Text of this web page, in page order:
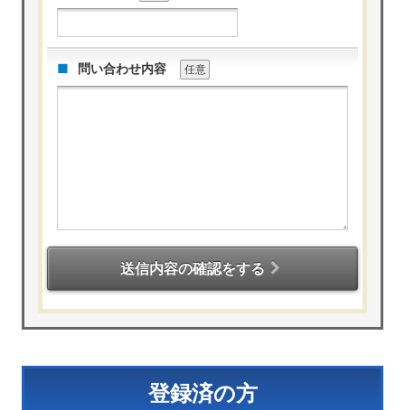
問い合わせ内容 任意
送信内容の確認をする
登録済の方